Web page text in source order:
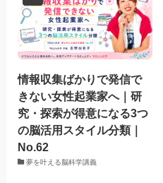
情報収集ばかりで発信で
きない女性起業家へ｜研
究・探索が得意になる3つ
の脳活用スタイル分類｜
No.62
夢を叶える脳科学講義